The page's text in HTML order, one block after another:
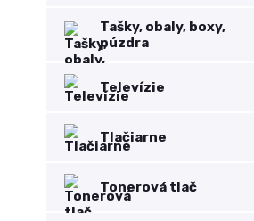
Tašky, obaly, boxy,
púzdra
Televízie
Tlačiarne
Tonerová tlač